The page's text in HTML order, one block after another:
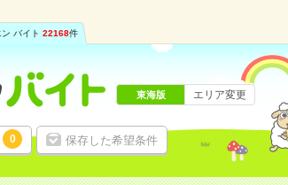
ン バイト 22168件
0 保存した希望条件
東海版 エリア変更